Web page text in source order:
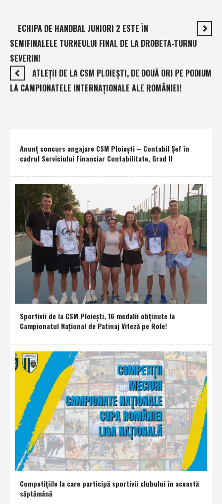
ECHIPA DE HANDBAL JUNIORI 2 ESTE ÎN
SEMIFINALELE TURNEULUI FINAL DE LA DROBETA-TURNU
SEVERIN!
ATLEŢII DE LA CSM PLOIEŞTI, DE DOUĂ ORI PE PODIUM
LA CAMPIONATELE INTERNAŢIONALE ALE ROMÂNIEI!
Anunţ concurs angajare CSM Ploieşti – Contabil Şef în
cadrul Serviciului Financiar Contabilitate, Grad II
Sportivii de la CSM Ploieşti, 16 medalii obţinute la
Campionatul Naţional de Patinaj Viteză pe Role!
Competiţiile la care participă sportivii clubului în această
săptămână